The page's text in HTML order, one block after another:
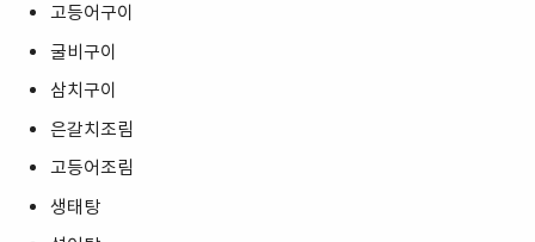
고등어구이
굴비구이
삼치구이
은갈치조림
고등어조림
생태탕